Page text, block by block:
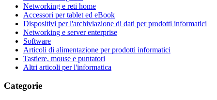
Networking e reti home
Accessori per tablet ed eBook
Dispositivi per l'archiviazione di dati per prodotti informatici
Networking e server enterprise
Software
Articoli di alimentazione per prodotti informatici
Tastiere, mouse e puntatori
Altri articoli per l'informatica
Categorie